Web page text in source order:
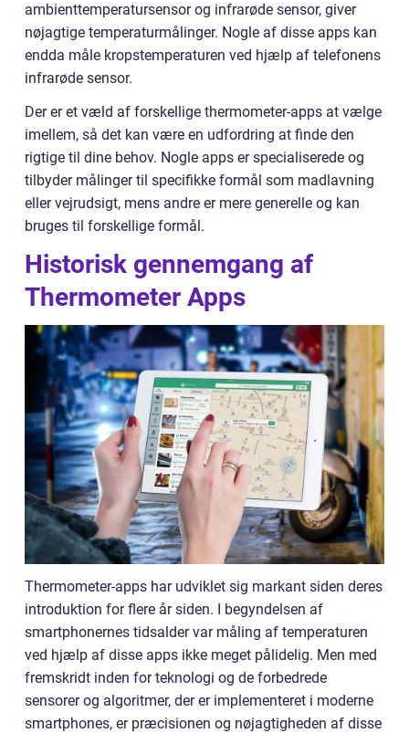
ambienttemperatursensor og infrarøde sensor, giver
nøjagtige temperaturmålinger. Nogle af disse apps kan
endda måle kropstemperaturen ved hjælp af telefonens
infrarøde sensor.
Der er et væld af forskellige thermometer-apps at vælge
imellem, så det kan være en udfordring at finde den
rigtige til dine behov. Nogle apps er specialiserede og
tilbyder målinger til specifikke formål som madlavning
eller vejrudsigt, mens andre er mere generelle og kan
bruges til forskellige formål.
Historisk gennemgang af
Thermometer Apps
Thermometer-apps har udviklet sig markant siden deres
introduktion for flere år siden. I begyndelsen af
smartphonernes tidsalder var måling af temperaturen
ved hjælp af disse apps ikke meget pålidelig. Men med
fremskridt inden for teknologi og de forbedrede
sensorer og algoritmer, der er implementeret i moderne
smartphones, er præcisionen og nøjagtigheden af disse